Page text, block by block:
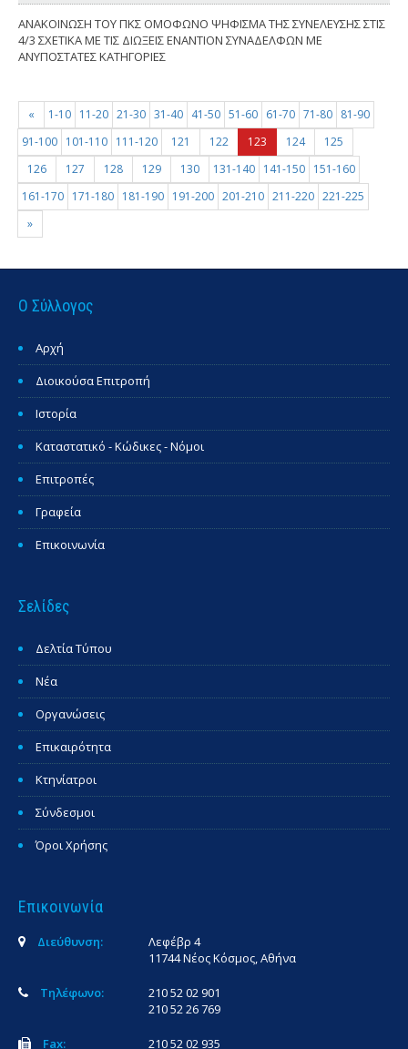
ΑΝΑΚΟΙΝΩΣΗ ΤΟΥ ΠΚΣ ΟΜΟΦΩΝΟ ΨΗΦΙΣΜΑ ΤΗΣ ΣΥΝΕΛΕΥΣΗΣ ΣΤΙΣ
4/3 ΣΧΕΤΙΚΑ ΜΕ ΤΙΣ ΔΙΩΞΕΙΣ ΕΝΑΝΤΙΟΝ ΣΥΝΑΔΕΛΦΩΝ ΜΕ
ΑΝΥΠΟΣΤΑΤΕΣ ΚΑΤΗΓΟΡΙΕΣ
« 1-10 11-20 21-30 31-40 41-50 51-60 61-70 71-80 81-90
91-100 101-110 111-120 121 122 123 124
125
126
127 128 129 130 131-140 141-150 151-160
161-170 171-180 181-190 191-200 201-210 211-220 221-225
»
Ο Σύλλογος
Αρχή
Διοικούσα Επιτροπή
Ιστορία
Καταστατικό - Κώδικες - Νόμοι
Επιτροπές
Γραφεία
Επικοινωνία
Σελίδες
Δελτία Τύπου
Νέα
Οργανώσεις
Επικαιρότητα
Κτηνίατροι
Σύνδεσμοι
Όροι Χρήσης
Επικοινωνία
Διεύθυνση:
Λεφέβρ 4
11744 Νέος Κόσμος, Αθήνα
Τηλέφωνο:
210 52 02 901
210 52 26 769
Fax: 210 52 02 935